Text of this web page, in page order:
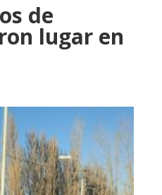
de
lugar en